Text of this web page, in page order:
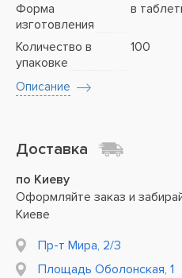
Форма
изготовления
в
Количество в
упаковке
100
Описание
Доставка
по Киеву
Оформляйте заказ и
Киеве
Пр-т Мира, 2/3
Площадь Оболонская, 1